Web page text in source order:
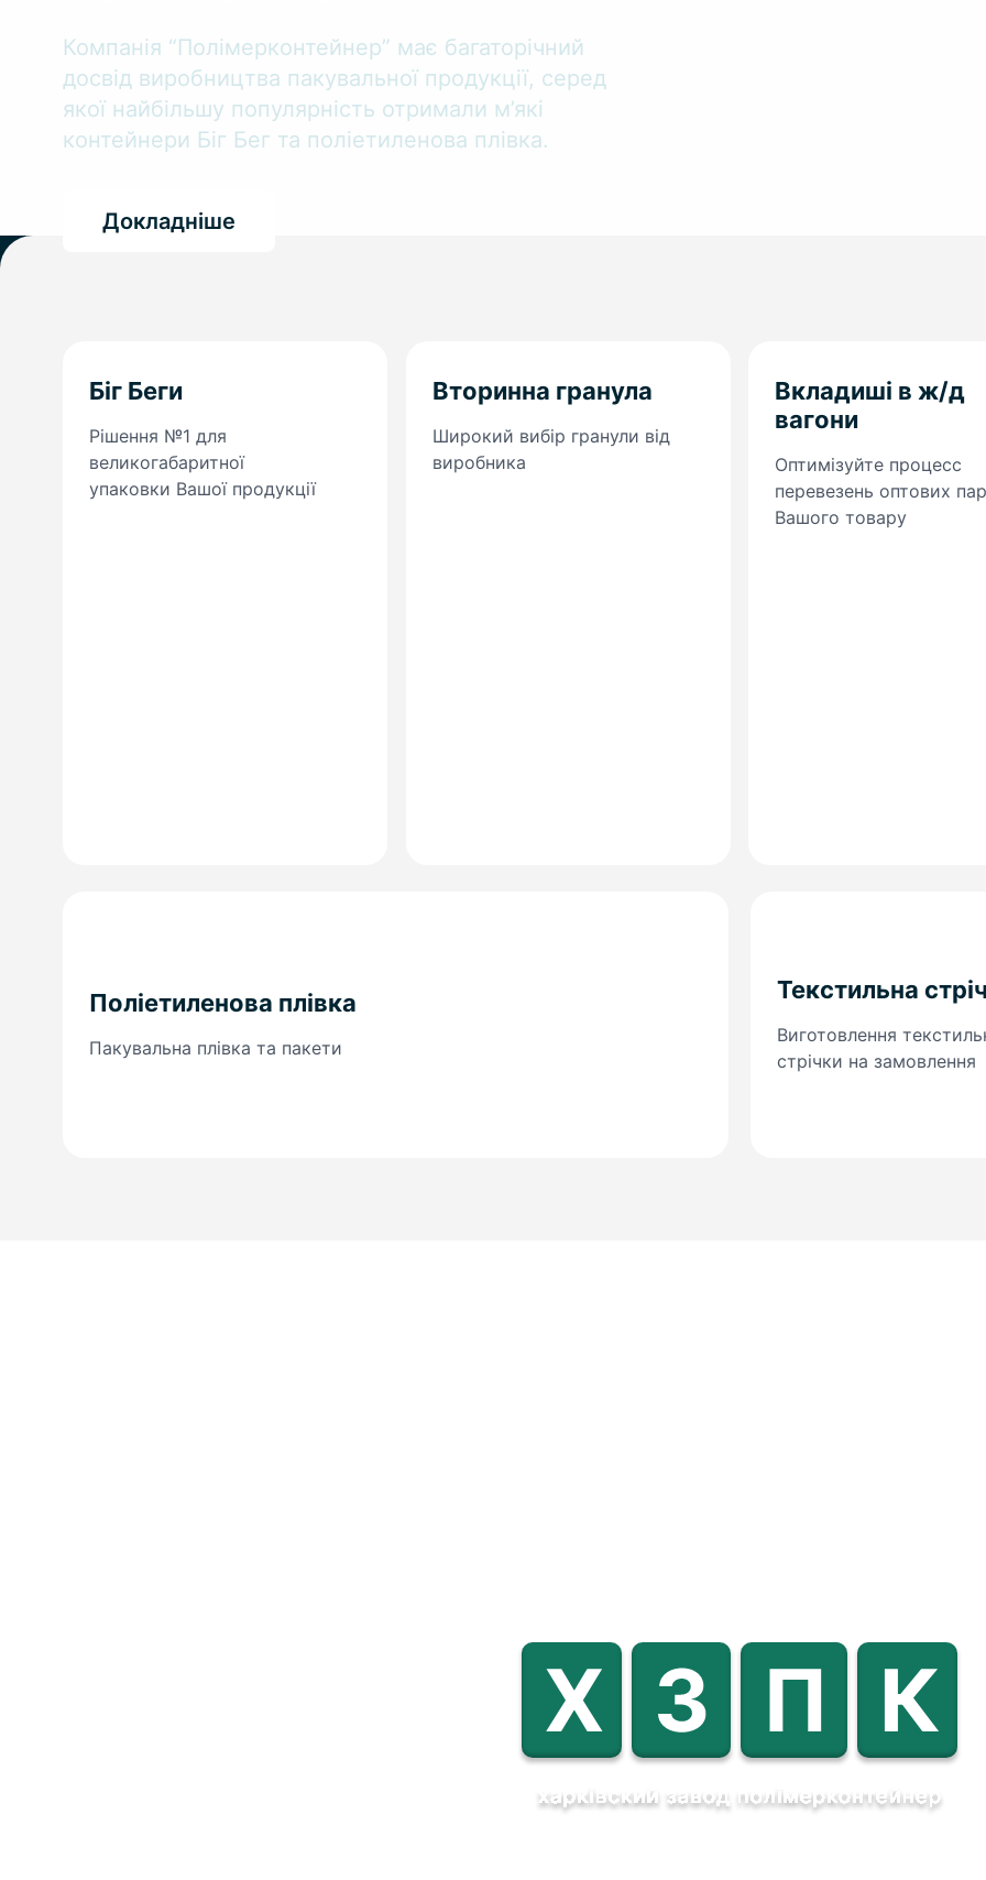
Компанія “Полімерконтейнер” має багаторічний
досвід виробництва пакувальної продукції, серед
якої найбільшу популярність отримали м’які
контейнери Біг Бег та поліетиленова плівка.
Докладніше
Біг Беги
Рішення №1 для
великогабаритної
упаковки Вашої продукції
Вторинна гранула
Широкий вибір гранули від
виробника
Вкладиші в ж/д
вагони
Оптимізуйте процесс
перевезень оптових
Вашого товару
Поліетиленова плівка
Пакувальна плівка та пакети
Текстильна
Виготовлення
стрічки на замовлення